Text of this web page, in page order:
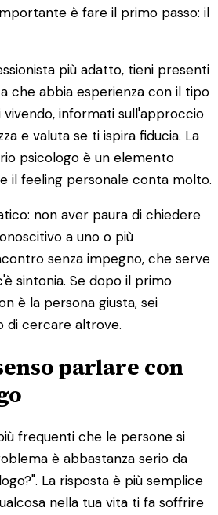
è fare il primo passo: il
più adatto, tieni presenti
che abbia esperienza con il tipo
informati sull'approccio
e valuta se ti ispira fiducia. La
psicologo è un elemento
il feeling personale conta molto.
non aver paura di chiedere
a uno o più
senza impegno, che serve
sintonia. Se dopo il primo
è la persona giusta, sei
di cercare altrove.
parlare con
frequenti che le persone si
è abbastanza serio da
La risposta è più semplice
nella tua vita ti fa soffrire